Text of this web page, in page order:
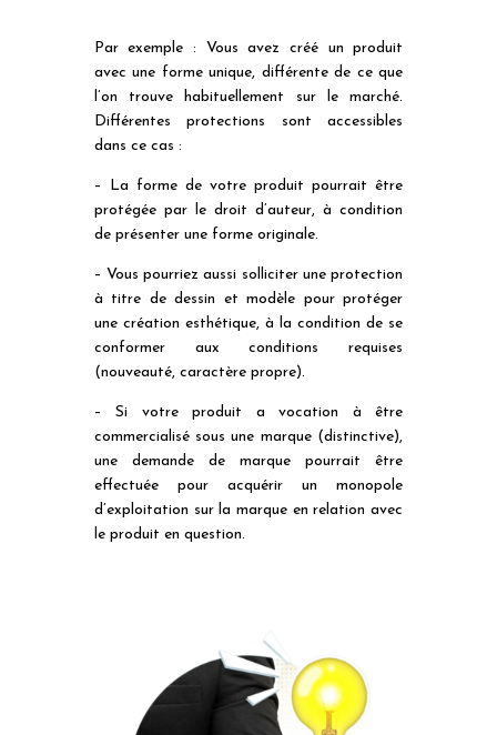
Par exemple : Vous avez créé un produit
avec une forme unique, différente de ce que
l’on trouve habituellement sur le marché.
Différentes protections sont accessibles
dans ce cas :
– La forme de votre produit pourrait être
protégée par le droit d’auteur, à condition
de présenter une forme originale.
– Vous pourriez aussi solliciter une protection
à titre de dessin et modèle pour protéger
une création esthétique, à la condition de se
conformer aux conditions requises
(nouveauté, caractère propre).
– Si votre produit a vocation à être
commercialisé sous une marque (distinctive),
une demande de marque pourrait être
effectuée pour acquérir un monopole
d’exploitation sur la marque en relation avec
le produit en question.